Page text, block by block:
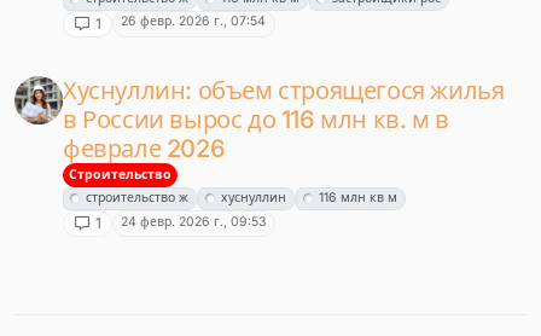
1 26 февр. 2026 г., 07:54
Хуснуллин: объем строящегося жилья
в России вырос до 116 млн кв. м в
феврале 2026
Строительство
строительство ж
хуснуллин 116 млн кв м
1 24 февр. 2026 г., 09:53